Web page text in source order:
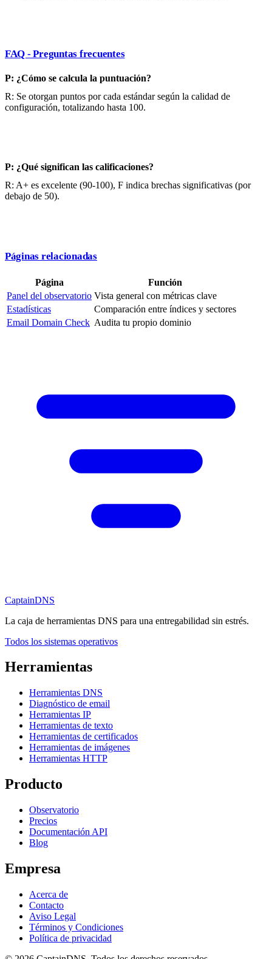
FAQ - Preguntas frecuentes
P: ¿Cómo se calcula la puntuación?
R: Se otorgan puntos por cada estándar según la calidad de
configuración, totalizando hasta 100.
P: ¿Qué significan las calificaciones?
R: A+ es excelente (90-100), F indica brechas significativas (por
debajo de 50).
Páginas relacionadas
Página
Función
Panel del observatorio Vista general con métricas clave
Estadísticas
Comparación entre índices y sectores
Email Domain Check Audita tu propio dominio
CaptainDNS
La caja de herramientas DNS para una entregabilidad sin estrés.
Todos los sistemas operativos
Herramientas
Herramientas DNS
Diagnóstico de email
Herramientas IP
Herramientas de texto
Herramientas de certificados
Herramientas de imágenes
Herramientas HTTP
Producto
Observatorio
Precios
Documentación API
Blog
Empresa
Acerca de
Contacto
Aviso Legal
Términos y Condiciones
Política de privacidad